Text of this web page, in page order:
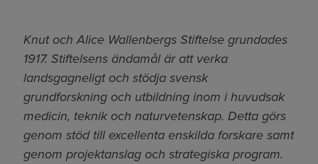
Knut och Alice Wallenbergs Stiftelse grundades
1917. Stiftelsens ändamål är att verka
landsgagneligt och stödja svensk
grundforskning och utbildning inom i huvudsak
medicin, teknik och naturvetenskap. Detta görs
genom stöd till excellenta enskilda forskare samt
genom projektanslag och strategiska program.